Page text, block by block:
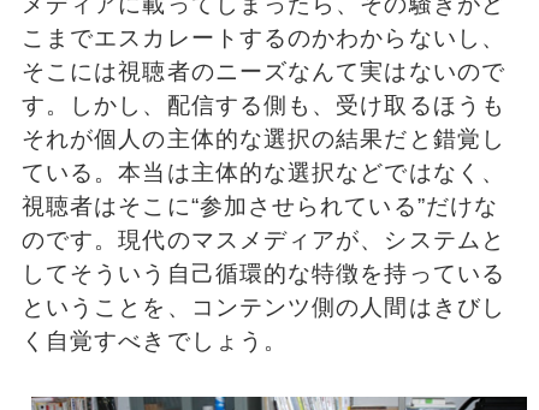
こまでエスカレートするのかわからないし、
そこには視聴者のニーズなんて実はないので
す。しかし、配信する側も、受け取るほうも
それが個人の主体的な選択の結果だと錯覚し
ている。本当は主体的な選択などではなく、
視聴者はそこに“参加させられている”だけな
のです。現代のマスメディアが、システムと
してそういう自己循環的な特徴を持っている
ということを、コンテンツ側の人間はきびし
く自覚すべきでしょう。